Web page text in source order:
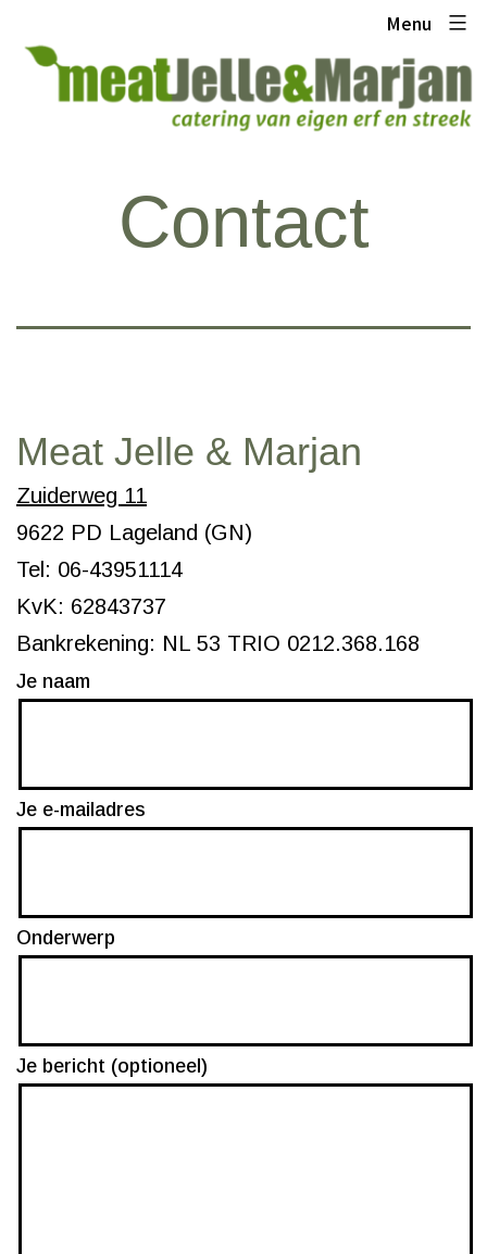
naarJelle
Menu
Contact
Meat Jelle & Marjan
Zuiderweg 11
9622 PD Lageland (GN)
Tel: 06-43951114
KvK: 62843737
Bankrekening: NL 53 TRIO 0212.368.168
Je naam
Je e-mailadres
Onderwerp
Je bericht (optioneel)